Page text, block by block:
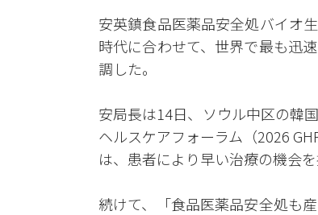
安英鎮食品医薬品安全処バイオ
時代に合わせて、世界で最も迅
調した。
安局長は14日、ソウル中区の韓
ヘルスケアフォーラム（2026
は、患者により早い治療の機会
続けて、「食品医薬品安全処も